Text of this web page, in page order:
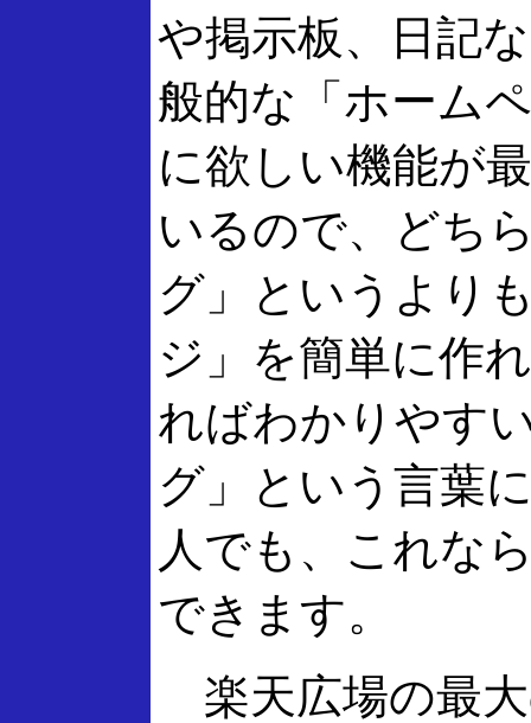
や掲示板、日記
般的な「ホーム
に欲しい機能が
いるので、どち
グ」というより
ジ」を簡単に作
ればわかりやす
グ」という言葉
人でも、これな
できます。
楽天広場の最